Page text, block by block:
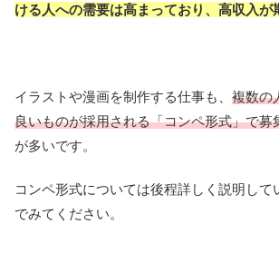
ける人への需要は高まっており、高収入が
イラストや漫画を制作する仕事も、 複数の
良いものが採用される「コンペ形式」で募
が多いです。
コンペ形式については後程詳しく説明して
でみてください。